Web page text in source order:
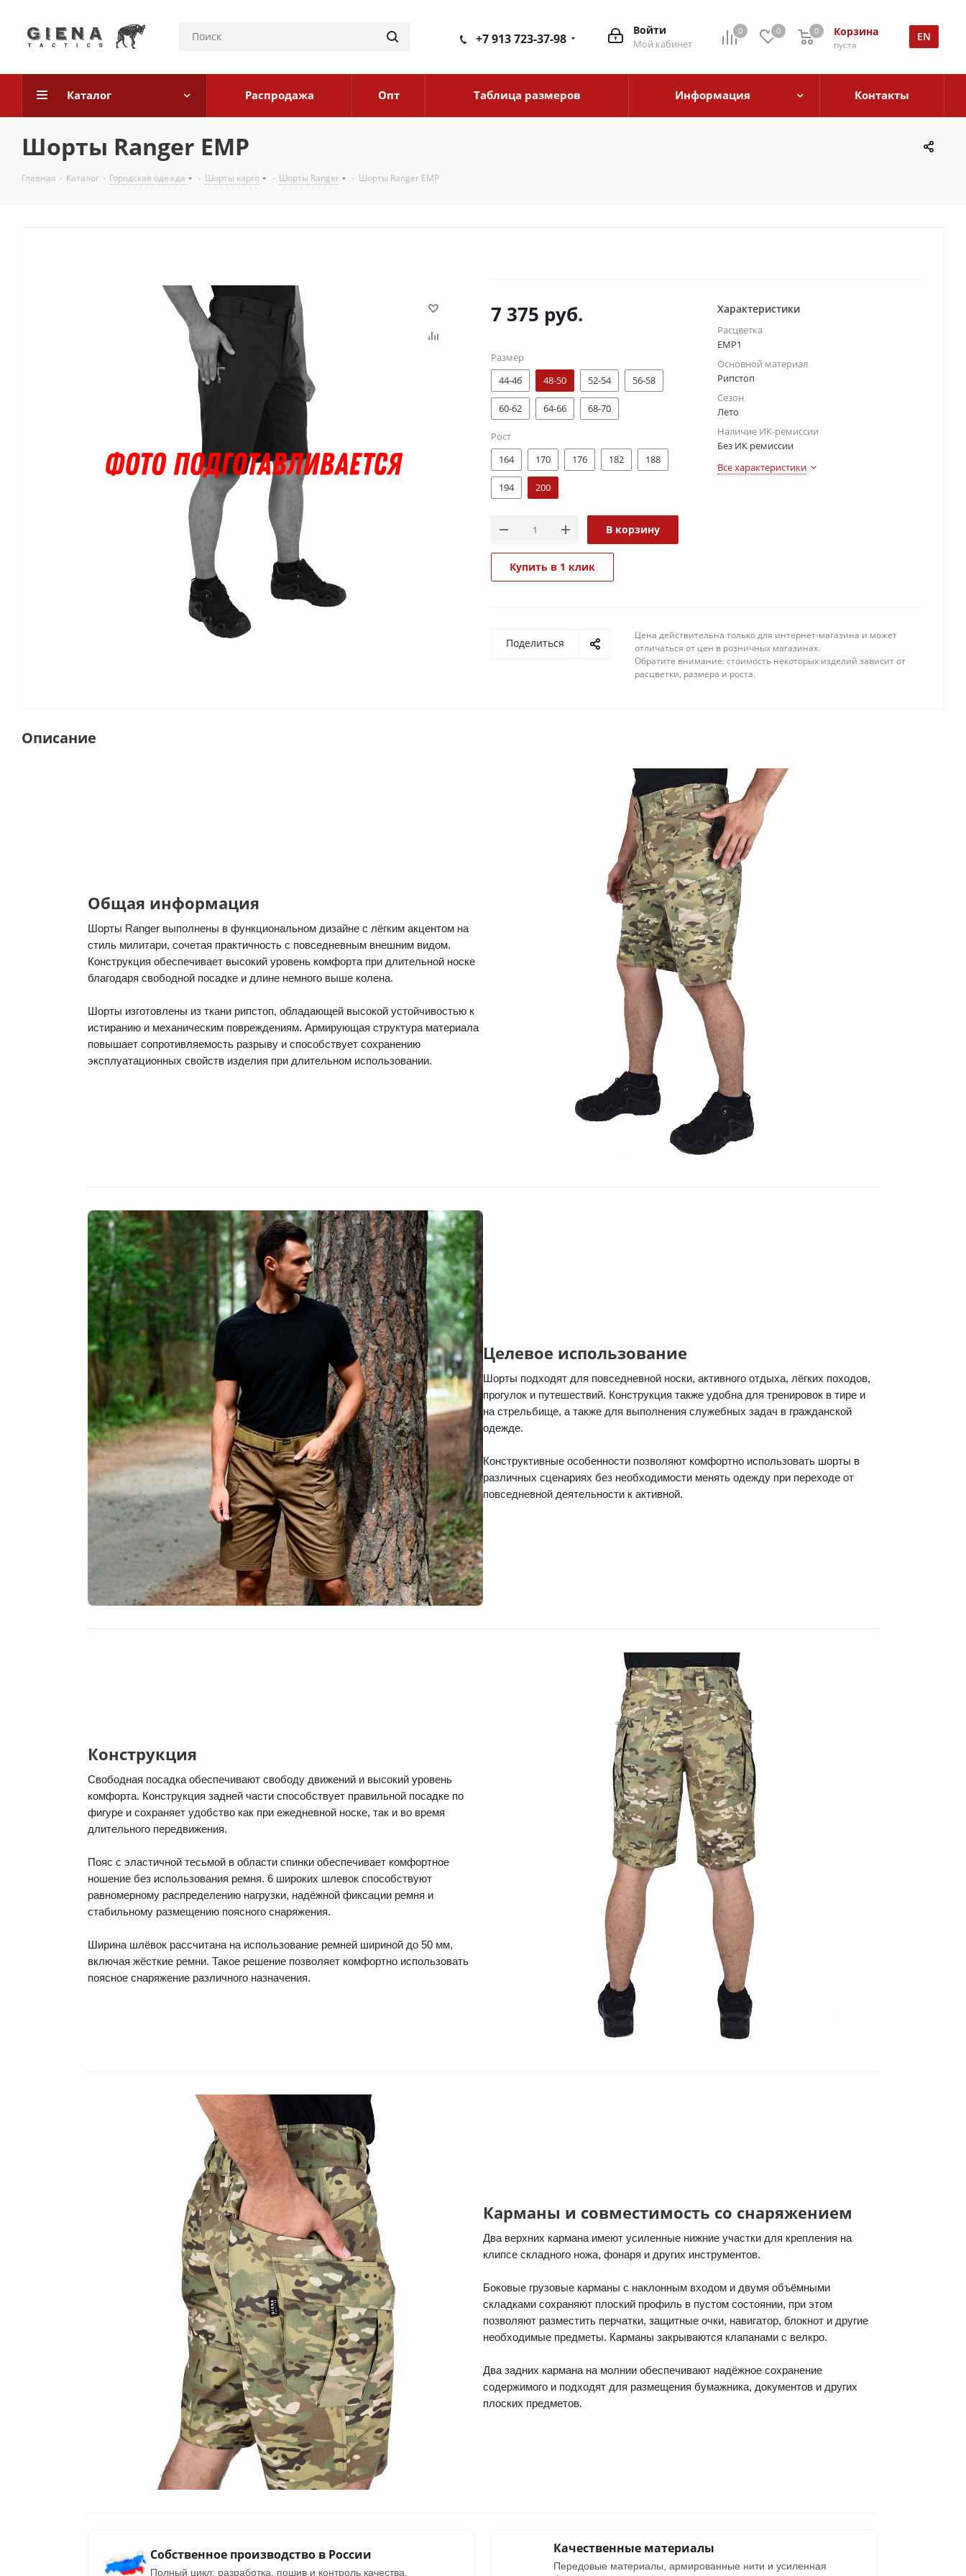
EN
0 0 Корзина
пуста
0
Войти
Мой кабинет
+7 913 723-37-98
Каталог Распродажа Опт Таблица размеров Информация Контакты
Шорты Ranger ЕМР
Главная - Каталог - Городская одежда - Шорты карго - Шорты Ranger - Шорты Ranger ЕМР
7 375 руб.
Размер
44-46
48-50 52-54 56-58
60-62 64-66 68-70
Рост
164
170 176 182 188
194 200
В корзину
Купить в 1 клик
Характеристики
Расцветка
ЕМР1
Основной материал
Рипстоп
Сезон
Лето
Наличие ИК-ремиссии
Без ИК ремиссии
Все характеристики
Поделиться
Цена действительна только для интернет-магазина и может
отличаться от цен в розничных магазинах.
Обратите внимание: стоимость некоторых изделий зависит от
расцветки, размера и роста.
Описание
Общая информация
Шорты Ranger выполнены в функциональном дизайне с лёгким акцентом на
стиль милитари, сочетая практичность с повседневным внешним видом.
Конструкция обеспечивает высокий уровень комфорта при длительной носке
благодаря свободной посадке и длине немного выше колена.
Шорты изготовлены из ткани рипстоп, обладающей высокой устойчивостью к
истиранию и механическим повреждениям. Армирующая структура материала
повышает сопротивляемость разрыву и способствует сохранению
эксплуатационных свойств изделия при длительном использовании.
Целевое использование
Шорты подходят для повседневной носки, активного отдыха, лёгких походов,
прогулок и путешествий. Конструкция также удобна для тренировок в тире и
на стрельбище, а также для выполнения служебных задач в гражданской
одежде.
Конструктивные особенности позволяют комфортно использовать шорты в
различных сценариях без необходимости менять одежду при переходе от
повседневной деятельности к активной.
Конструкция
Свободная посадка обеспечивают свободу движений и высокий уровень
комфорта. Конструкция задней части способствует правильной посадке по
фигуре и сохраняет удобство как при ежедневной носке, так и во время
длительного передвижения.
Пояс с эластичной тесьмой в области спинки обеспечивает комфортное
ношение без использования ремня. 6 широких шлевок способствуют
равномерному распределению нагрузки, надёжной фиксации ремня и
стабильному размещению поясного снаряжения.
Ширина шлёвок рассчитана на использование ремней шириной до 50 мм,
включая жёсткие ремни. Такое решение позволяет комфортно использовать
поясное снаряжение различного назначения.
Карманы и совместимость со снаряжением
Два верхних кармана имеют усиленные нижние участки для крепления на
клипсе складного ножа, фонаря и других инструментов.
Боковые грузовые карманы с наклонным входом и двумя объёмными
складками сохраняют плоский профиль в пустом состоянии, при этом
позволяют разместить перчатки, защитные очки, навигатор, блокнот и другие
необходимые предметы. Карманы закрываются клапанами с велкро.
Два задних кармана на молнии обеспечивают надёжное сохранение
содержимого и подходят для размещения бумажника, документов и других
плоских предметов.
Собственное производство в России
Полный цикл: разработка, пошив и контроль качества.
Качественные материалы
Передовые материалы, армированные нити и усиленная